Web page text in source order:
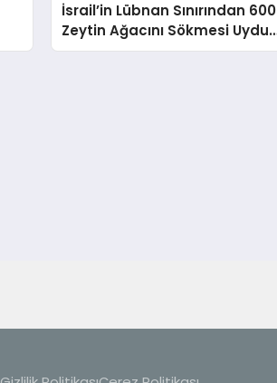
İsrail’in Lübnan Sınırından 600
Zeytin Ağacını Sökmesi Uydu
Görüntüleriyle Belgelendi